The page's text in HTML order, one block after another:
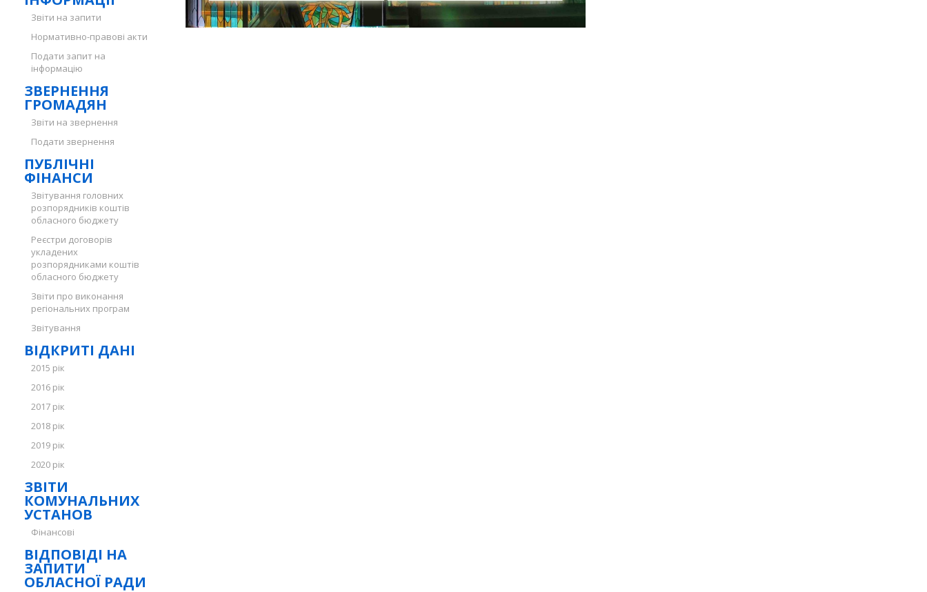
Звіти на запити
Нормативно-правові акти
Подати запит на
інформацію
ЗВЕРНЕННЯ
ГРОМАДЯН
Звіти на звернення
Подати звернення
ПУБЛІЧНІ
ФІНАНСИ
Звітування головних
розпорядників коштів
обласного бюджету
Реєстри договорів
укладених
розпорядниками коштів
обласного бюджету
Звіти про виконання
регіональних програм
Звітування
ВІДКРИТІ ДАНІ
2015 рік
2016 рік
2017 рік
2018 рік
2019 рік
2020 рік
ЗВІТИ
КОМУНАЛЬНИХ
УСТАНОВ
Фінансові
ВІДПОВІДІ НА
ЗАПИТИ
ОБЛАСНОЇ РАДИ